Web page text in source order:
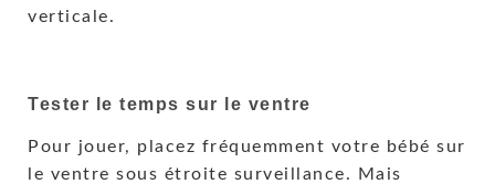
verticale.
Tester le temps sur le ventre
Pour jouer, placez fréquemment votre bébé sur
le ventre sous étroite surveillance. Mais